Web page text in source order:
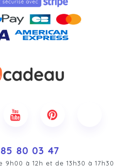
80 03 47
à 12h et de 13h30 à 17h30